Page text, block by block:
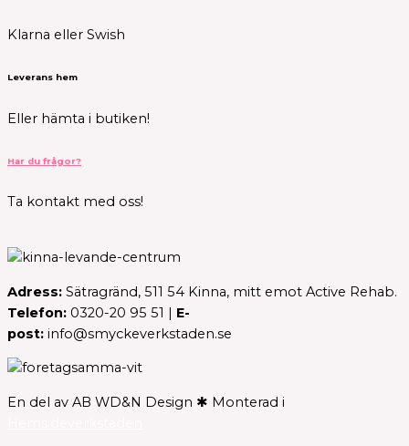
Klarna eller Swish
Leverans hem
Eller hämta i butiken!
Har du frågor?
Ta kontakt med oss!
Adress: Sätragränd, 511 54 Kinna, mitt emot Active Rehab.
Telefon: 0320-20 95 51 | E-
post: info@smyckeverkstaden.se
En del av AB WD&N Design ✱ Monterad i